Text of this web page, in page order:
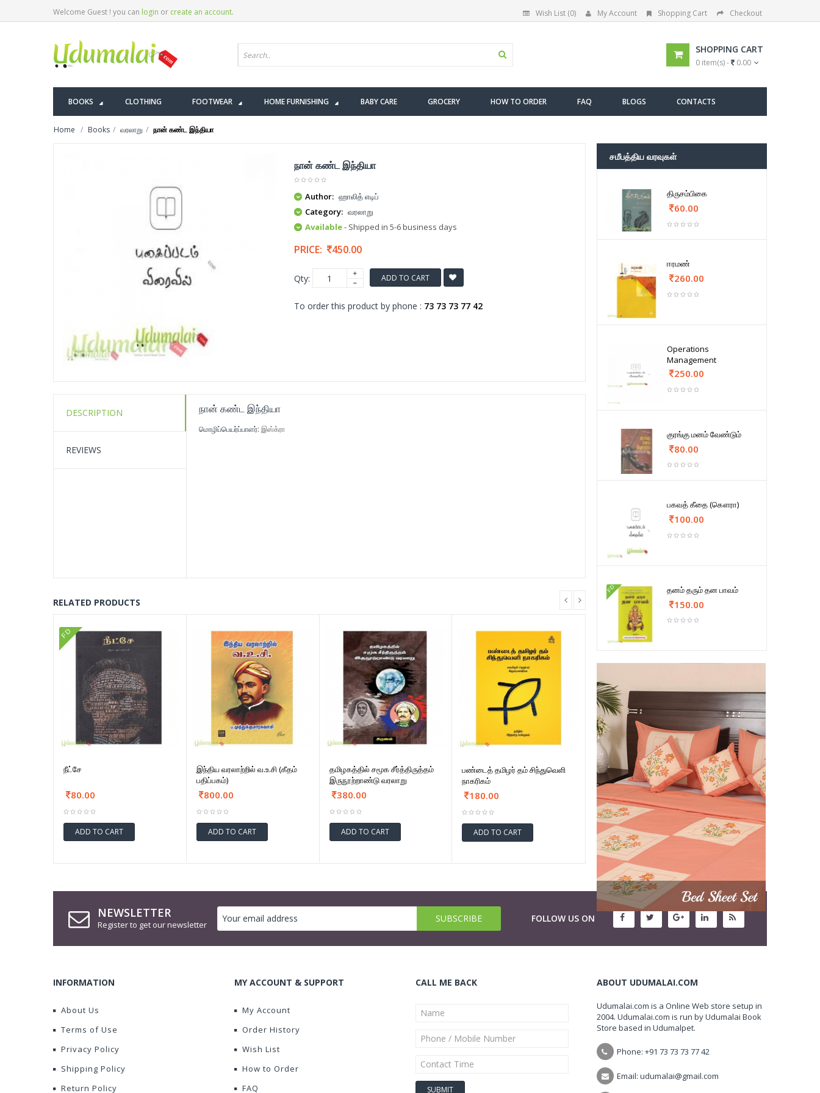
Welcome Guest ! you can login or create an account. Wish List (0) My Account Shopping Cart Checkout
SHOPPING CART
0 item(s) - 0.00
BOOKS CLOTHING FOOTWEAR HOME FURNISHING BABY CARE GROCERY HOW TO ORDER FAQ BLOGS CONTACTS
Home Books வரலாறு நான் கண்ட இந்தியா
நான் கண்ட இந்தியா
Author: ஹாலித் எடிப்
Category: வரலாறு
Available- Shipped in 5-6 business days
PRICE: 450.00
Qty: ADD TO CART
To order this product by phone : 73 73 73 77 42
DESCRIPTION
REVIEWS
நான் கண்ட இந்தியா
மொழிப்பெயர்ப்பாளர்: இஸ்க்ரா
RELATED PRODUCTS
FD
நீட்சே
80.00
ADD TO CART
இந்திய வரலாற்றில் வ.உ.சி (கீதம்
பதிப்பகம்)
800.00
ADD TO CART
தமிழகத்தில் சமூக சீர்த்திருத்தம்
இருநூற்றாண்டு வரலாறு
380.00
ADD TO CART
பண்டைத் தமிழர் தம் சிந்துவெளி
நாகரிகம்
180.00
ADD TO CART
சமீபத்திய வரவுகள்
திருசம்பிகை
60.00
ஈரமண்
260.00
Operations
Management
250.00
குரங்கு மனம் வேண்டும்
80.00
பகவத் கீதை (கௌரா)
100.00
FD தனம் தரும் தன பாவம்
150.00
NEWSLETTER
Register to get our newsletter
FOLLOW US ON
INFORMATION
About Us
Terms of Use
Privacy Policy
Shipping Policy
Return Policy
MY ACCOUNT & SUPPORT
My Account
Order History
Wish List
How to Order
FAQ
CALL ME BACK ABOUT UDUMALAI.COM
Udumalai.com is a Online Web store setup in
2004. Udumalai.com is run by Udumalai Book
Store based in Udumalpet.
Phone: +91 73 73 73 77 42
Email: udumalai@gmail.com